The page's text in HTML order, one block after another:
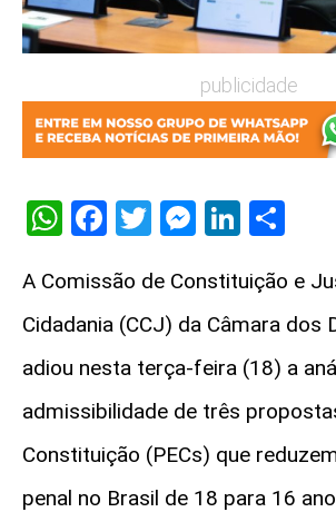
publicidade
WhatsApp
Facebook
Twitter
A Comissão de Constituição e
Cidadania (CCJ) da Câmara dos
adiou nesta terça-feira (18) a
admissibilidade de três
Constituição (PECs) que
penal no Brasil de 18 para 16